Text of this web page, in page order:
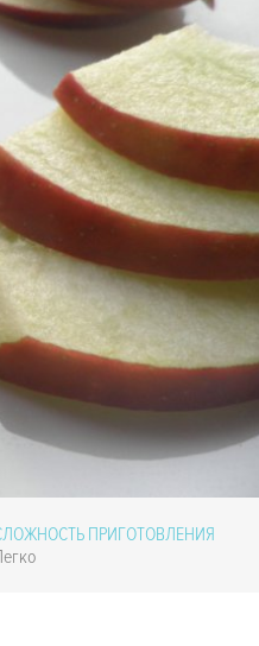
ПРИГОТОВЛЕНИЯ